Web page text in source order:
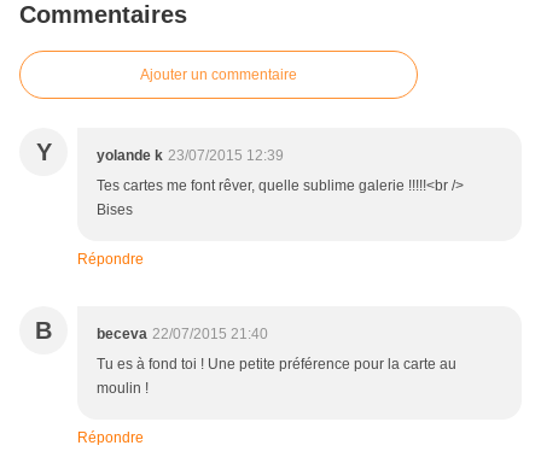
Commentaires
Ajouter un commentaire
Y yolande k 23/07/2015 12:39
Tes cartes me font rêver, quelle sublime galerie !!!!!<br />
Bises
Répondre
B beceva 22/07/2015 21:40
Tu es à fond toi ! Une petite préférence pour la carte au
moulin !
Répondre